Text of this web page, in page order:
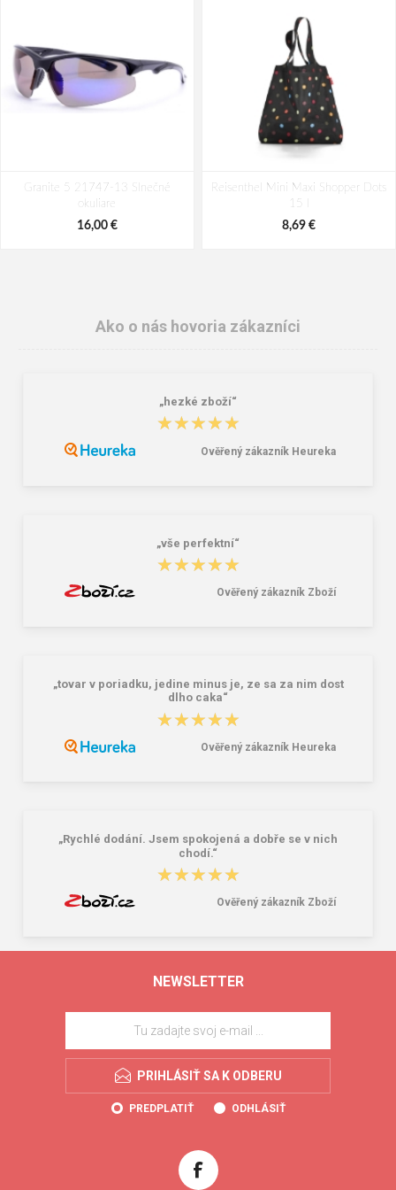
Granite 5 21747-13 Slnečné
okuliare
16,00 €
Reisenthel Mini Maxi Shopper Dots
15 l
8,69 €
Ako o nás hovoria zákazníci
„hezké zboží“
★★★★★
★★★★★
Ověřený zákazník Heureka
„vše perfektní“
★★★★★
★★★★★
Ověřený zákazník Zboží
„tovar v poriadku, jedine minus je, ze sa za nim dost
dlho caka“
★★★★★
★★★★★
Ověřený zákazník Heureka
„Rychlé dodání. Jsem spokojená a dobře se v nich
chodí.“
★★★★★
★★★★★
Ověřený zákazník Zboží
NEWSLETTER
PRIHLÁSIŤ SA K ODBERU
PREDPLATIŤ ODHLÁSIŤ